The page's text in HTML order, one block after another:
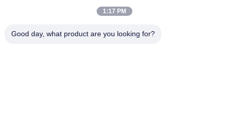
Tester di impatto digitale ISO 180 con velocità di impatto di
1:17 PM
Good day, what product are you looking for?